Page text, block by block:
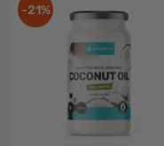
-21%